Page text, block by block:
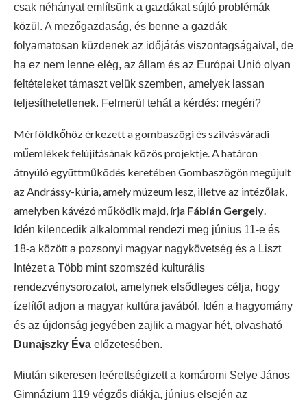
csak néhányat említsünk a gazdákat sújtó problémák
közül. A mezőgazdaság, és benne a gazdák
folyamatosan küzdenek az időjárás viszontagságaival, de
ha ez nem lenne elég, az állam és az Európai Unió olyan
feltételeket támaszt velük szemben, amelyek lassan
teljesíthetetlenek. Felmerül tehát a kérdés: megéri?
Mérföldkőhöz érkezett a gombaszögi és szilvásváradi
műemlékek felújításának közös projektje. A határon
átnyúló együttműködés keretében Gombaszögön megújult
az Andrássy-kúria, amely múzeum lesz, illetve az intézőlak,
amelyben kávézó működik majd, írja Fábián Gergely.
Idén kilencedik alkalommal rendezi meg június 11-e és
18-a között a pozsonyi magyar nagykövetség és a Liszt
Intézet a Több mint szomszéd kulturális
rendezvénysorozatot, amelynek elsődleges célja, hogy
ízelítőt adjon a magyar kultúra javából. Idén a hagyomány
és az újdonság jegyében zajlik a magyar hét, olvasható
Dunajszky Éva előzetesében.
Miután sikeresen leérettségizett a komáromi Selye János
Gimnázium 119 végzős diákja, június elsején az